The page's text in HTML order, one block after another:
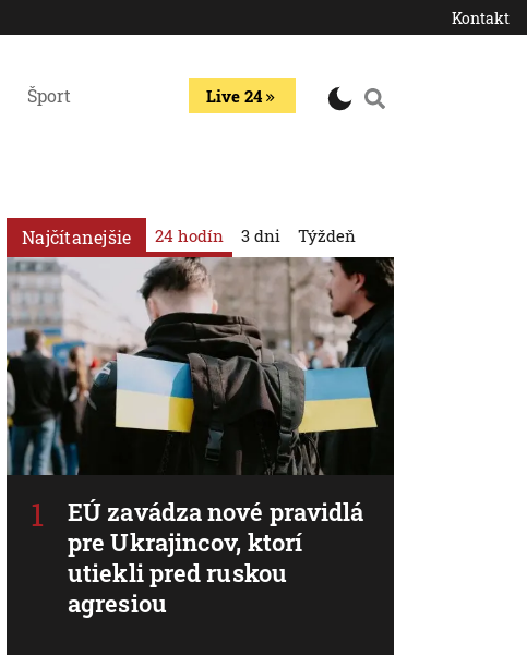
Kontakt
Šport Live 24
Najčítanejšie 24 hodín
EÚ zavádza nové pravidlá
pre Ukrajincov, ktorí
utiekli pred ruskou
agresiou
3 dni Týždeň